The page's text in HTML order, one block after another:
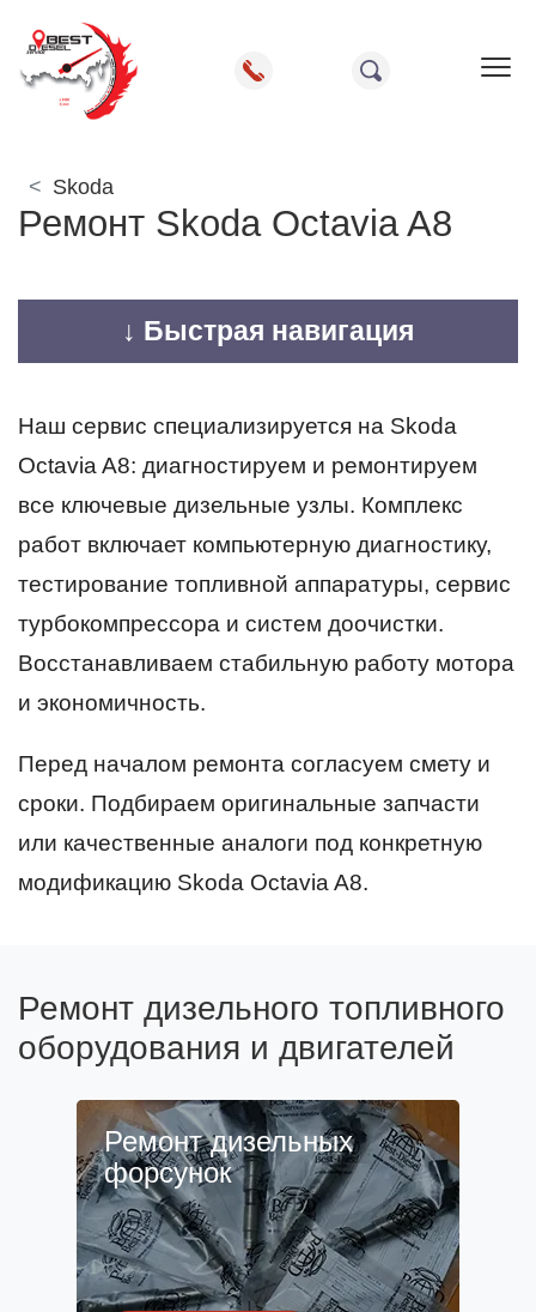
Skoda
Ремонт Skoda Octavia A8
↓ Быстрая навигация
Наш сервис специализируется на Skoda
Octavia A8: диагностируем и ремонтируем
все ключевые дизельные узлы. Комплекс
работ включает компьютерную диагностику,
тестирование топливной аппаратуры, сервис
турбокомпрессора и систем доочистки.
Восстанавливаем стабильную работу мотора
и экономичность.
Перед началом ремонта согласуем смету и
сроки. Подбираем оригинальные запчасти
или качественные аналоги под конкретную
модификацию Skoda Octavia A8.
Ремонт дизельного топливного
оборудования и двигателей
Ремонт дизельных
форсунок